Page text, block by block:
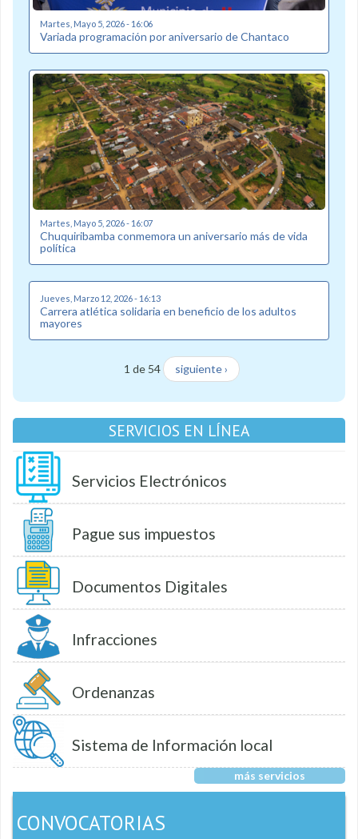
Martes, Mayo 5, 2026 - 16:06
Variada programación por aniversario de Chantaco
Martes, Mayo 5, 2026 - 16:07
Chuquiribamba conmemora un aniversario más de vida
política
Jueves, Marzo 12, 2026 - 16:13
Carrera atlética solidaria en beneficio de los adultos
mayores
1 de 54 siguiente ›
SERVICIOS EN LÍNEA
Servicios Electrónicos
Pague sus impuestos
Documentos Digitales
Infracciones
Ordenanzas
Sistema de Información local
más servicios
CONVOCATORIAS